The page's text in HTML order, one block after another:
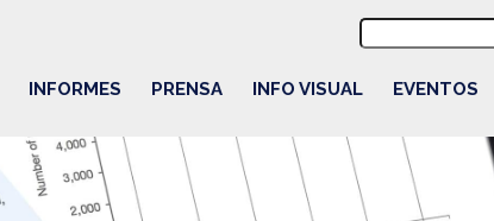
Buscar:
INFORMES PRENSA INFO VISUAL EVENTOS